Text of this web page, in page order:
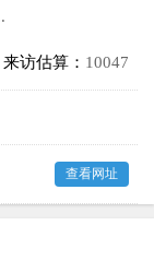
来访估算： 10047
查看网址